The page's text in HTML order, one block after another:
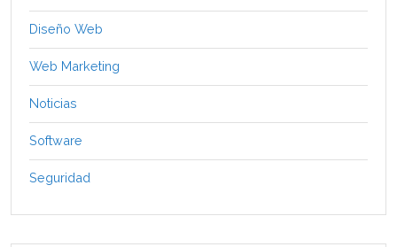
Diseño Web
Web Marketing
Noticias
Software
Seguridad